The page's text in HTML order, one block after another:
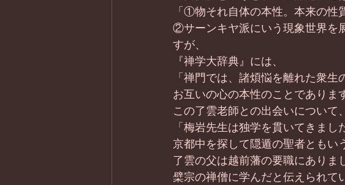
「①物それ自体の本性。本来の性
②サーンキヤ派にいう現象世界を
すが、
『禅学大辞典』には、
「禅門では、諸煩悩を離れた衆
お互いの心の本性のことであります
この了雲老師との出会いについて
「梅岩先生は独学を貫いてきま
京都中を探して隠遁の聖者ともい
了雲の父は越前藩の要職にあり
檗宗の禅僧に学んだと伝えられて